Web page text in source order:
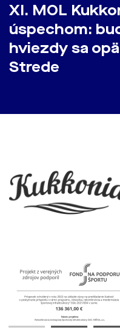
​XI. MOL
úspechom:
hviezdy sa
Strede